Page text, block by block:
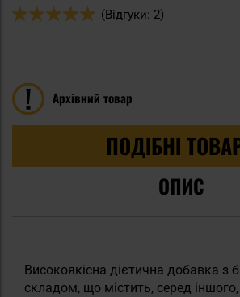
Оцінка:
(Відгуки: 2)
Архівний товар
ПОДІБНІ
ОПИС
Високоякісна дієтична добавка з
складом, що містить, серед